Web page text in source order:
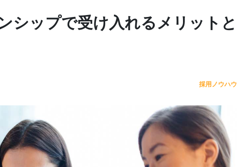
シップで受け入れるメリットと
採用ノウハウ